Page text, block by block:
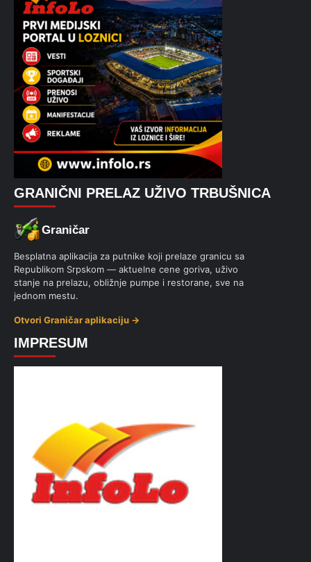
GRANIČNI PRELAZ UŽIVO TRBUŠNICA
Graničar
Besplatna aplikacija za putnike koji prelaze granicu sa
Republikom Srpskom — aktuelne cene goriva, uživo
stanje na prelazu, obližnje pumpe i restorane, sve na
jednom mestu.
Otvori Graničar aplikaciju →
IMPRESUM